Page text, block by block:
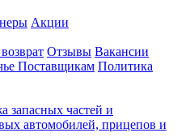
Акции
Отзывы Вакансии
Поставщикам Политика
запасных частей и
автомобилей, прицепов и